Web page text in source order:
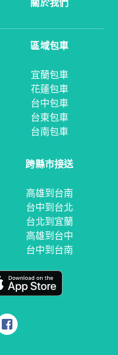
區域包車
宜蘭包車
花蓮包車
台中包車
台東包車
台南包車
跨縣市接送
高雄到台南
台中到台北
台北到宜蘭
高雄到台中
台中到台南